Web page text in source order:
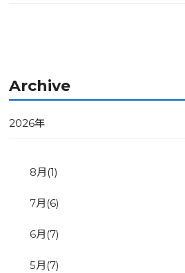
Archive
2026年
8月 (1)
7月 (6)
6月 (7)
5月 (7)